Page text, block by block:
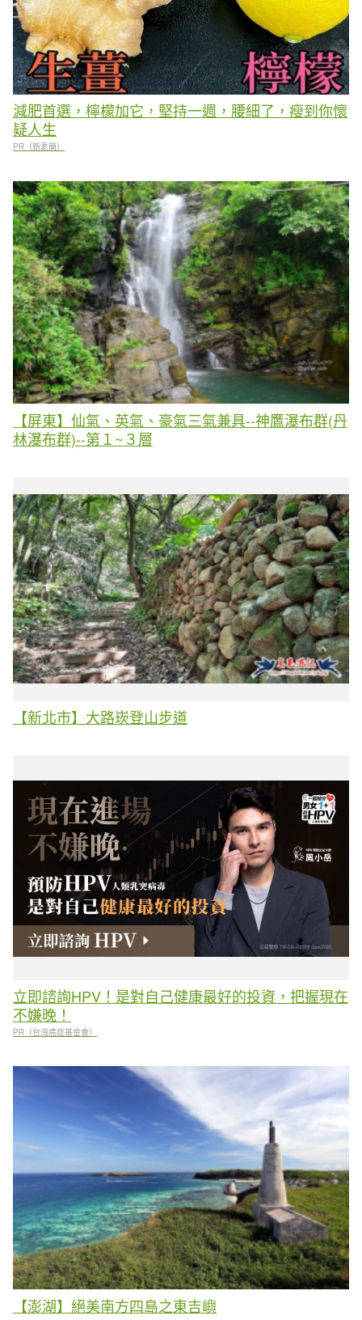
減肥首選，檸檬加它，堅持一週，腰細了，瘦到你懷
疑人生
PR（新素簡）
【屏東】仙氣、英氣、豪氣三氣兼具--神鷹瀑布群(丹
林瀑布群)--第１~３層
【新北市】大路崁登山步道
立即諮詢HPV！是對自己健康最好的投資，把握現在
不嫌晚！
PR（台灣癌症基金會）
【澎湖】絕美南方四島之東吉嶼